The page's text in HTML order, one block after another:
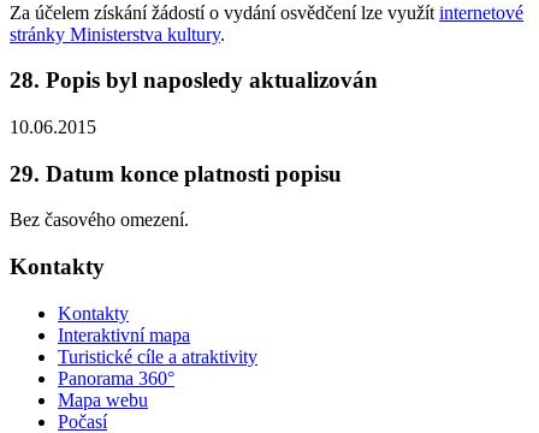
Za účelem získání žádostí o vydání osvědčení lze využít internetové
stránky Ministerstva kultury.
28. Popis byl naposledy aktualizován
10.06.2015
29. Datum konce platnosti popisu
Bez časového omezení.
Kontakty
Kontakty
Interaktivní mapa
Turistické cíle a atraktivity
Panorama 360°
Mapa webu
Počasí